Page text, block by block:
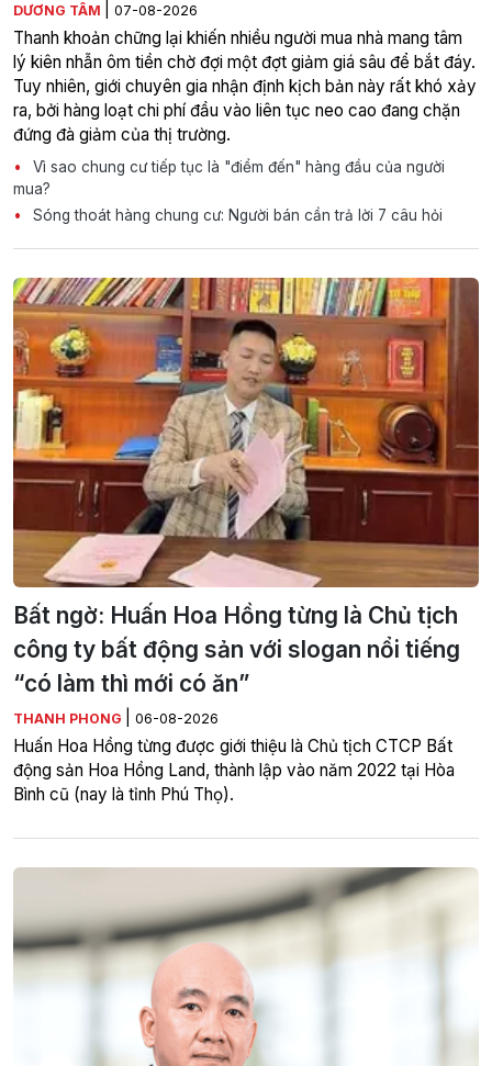
DƯƠNG TÂM 07-08-2026
Thanh khoản chững lại khiến nhiều người mua nhà mang tâm
lý kiên nhẫn ôm tiền chờ đợi một đợt giảm giá sâu để bắt đáy.
Tuy nhiên, giới chuyên gia nhận định kịch bản này rất khó xảy
ra, bởi hàng loạt chi phí đầu vào liên tục neo cao đang chặn
đứng đà giảm của thị trường.
Vì sao chung cư tiếp tục là "điểm đến" hàng đầu của người
mua?
Sóng thoát hàng chung cư: Người bán cần trả lời 7 câu hỏi
Bất ngờ: Huấn Hoa Hồng từng là Chủ tịch
công ty bất động sản với slogan nổi tiếng
“có làm thì mới có ăn”
THANH PHONG 06-08-2026
Huấn Hoa Hồng từng được giới thiệu là Chủ tịch CTCP Bất
động sản Hoa Hồng Land, thành lập vào năm 2022 tại Hòa
Bình cũ (nay là tỉnh Phú Thọ).